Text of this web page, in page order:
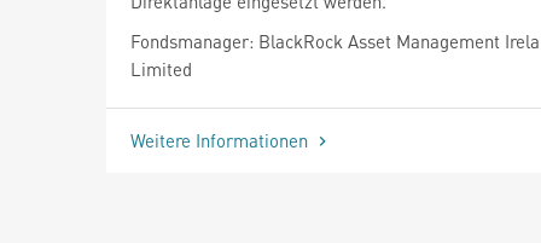
Fondsmanager: BlackRock Asset Management
Limited
Weitere Informationen